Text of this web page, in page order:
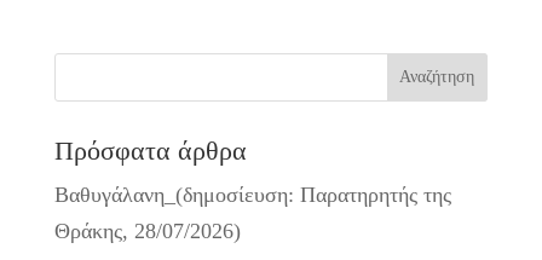
Πρόσφατα άρθρα
Βαθυγάλανη_(δημοσίευση: Παρατηρητής της
Θράκης, 28/07/2026)